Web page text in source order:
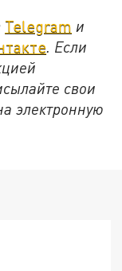
Telegram и
. Если
свои
электронную